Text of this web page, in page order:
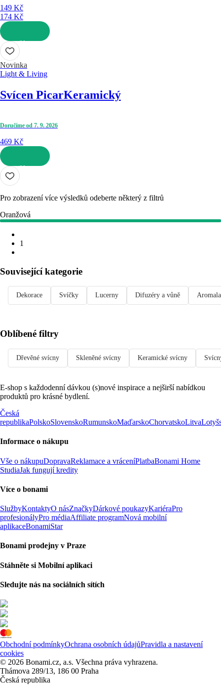
149 Kč
174 Kč
DO KOŠÍKU
Novinka
Light & Living
Svícen PicarKeramický
Doručíme od 7. 9. 2026
469 Kč
DO KOŠÍKU
Pro zobrazení více výsledků odeberte některý z filtrů
Oranžová
1
Související kategorie
Dekorace Svíčky Lucerny Difuzéry a vůně
Oblíbené filtry
Dřevěné svícny Skleněné svícny Keramické svícny
E-shop s každodenní dávkou (s)nové inspirace a nejširší nabídkou
produktů pro krásné bydlení.
Česká
republikaPolskoSlovenskoRumunskoMaďarskoChorvatskoLitva
Informace o nákupu
Vše o nákupuDopravaReklamace a vráceníPlatbaBonami Home
StudiaJak fungují kredity
Více o bonami
SlužbyKontaktyO násZnačkyDárkové poukazyKariéraPro
profesionályPro médiaAffiliate programNová mobilní
aplikaceBonamiStar
Bonami prodejny v Praze
Stáhněte si Mobilní aplikaci
Sledujte nás na sociálních sítích
Obchodní podmínkyOchrana osobních údajůPravidla a nastavení
cookies
© 2026 Bonami.cz, a.s. Všechna práva vyhrazena.
Thámova 289/13, 186 00 Praha
Česká republika